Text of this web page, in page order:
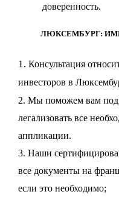
доверенность.
ЛЮКСЕМБУРГ:
1. Консультация
инвесторов в
2. Мы поможем вам
легализовать все
аппликации.
3. Наши
все документы на
если это необходимо;